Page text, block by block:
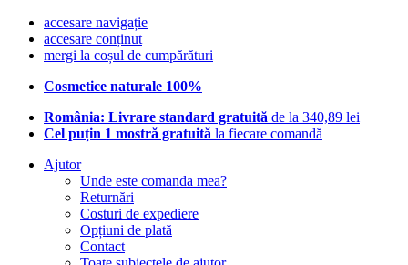
accesare navigație
accesare conținut
mergi la coșul de cumpărături
Cosmetice naturale 100%
România: Livrare standard gratuită de la 340,89 lei
Cel puțin 1 mostră gratuită la fiecare comandă
Ajutor
Unde este comanda mea?
Returnări
Costuri de expediere
Opțiuni de plată
Contact